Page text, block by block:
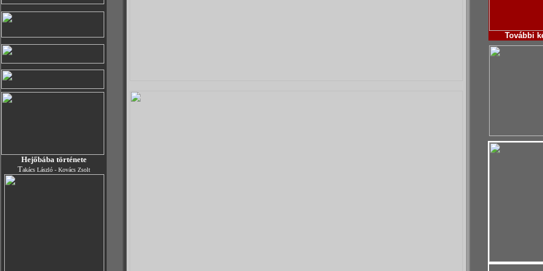
Hejőbába története
Takács László - Kovács Zsolt
További